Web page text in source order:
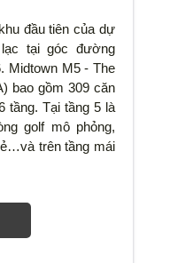
đầu tiên của dự
tại góc đường
Midtown M5 - The
bao gồm 309 căn
tầng. Tại tầng 5 là
golf mô phỏng,
trên tầng mái